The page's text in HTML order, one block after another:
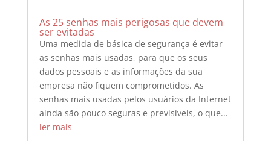
As 25 senhas mais perigosas que devem
ser evitadas
Uma medida de básica de segurança é evitar
as senhas mais usadas, para que os seus
dados pessoais e as informações da sua
empresa não fiquem comprometidos. As
senhas mais usadas pelos usuários da Internet
ainda são pouco seguras e previsíveis, o que...
ler mais